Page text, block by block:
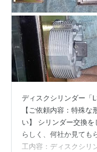
ディスクシリンダー「
【ご依頼内容：特殊
い】 シリンダー交換
らしく、何社か見ても
工内容：ディスクシリ